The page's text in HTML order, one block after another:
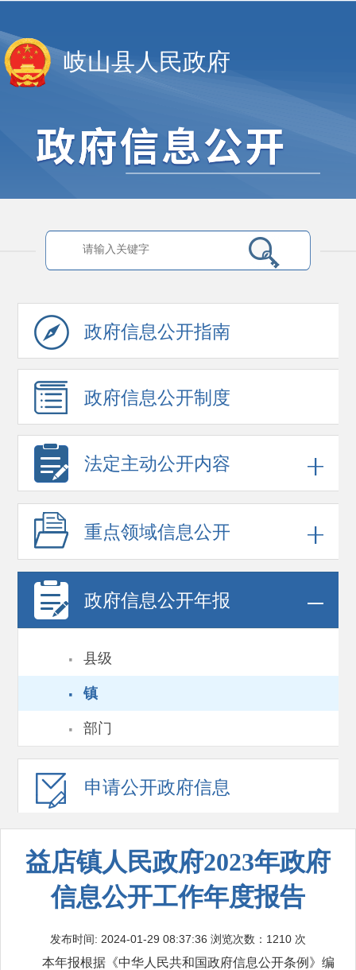
岐山县人民政府
政府信息公开指南
政府信息公开制度
法定主动公开内容
重点领域信息公开
政府信息公开年报
· 县级
· 镇
· 部门
申请公开政府信息
益店镇人民政府2023年政府
信息公开工作年度报告
发布时间: 2024-01-29 08:37:36 浏览次数：1210 次
本年报根据《中华人民共和国政府信息公开条例》编